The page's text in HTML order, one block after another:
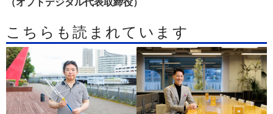
こちらも読まれています